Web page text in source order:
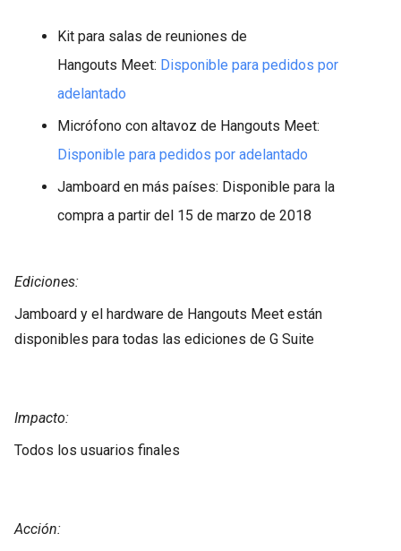
Kit para salas de reuniones de
Hangouts Meet: Disponible para pedidos por
adelantado
Micrófono con altavoz de Hangouts Meet:
Disponible para pedidos por adelantado
Jamboard en más países: Disponible para la
compra a partir del 15 de marzo de 2018
Ediciones:
Jamboard y el hardware de Hangouts Meet están
disponibles para todas las ediciones de G Suite
Impacto:
Todos los usuarios finales
Acción: